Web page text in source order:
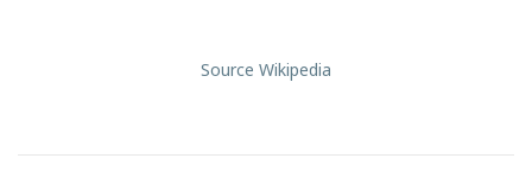
Source Wikipedia